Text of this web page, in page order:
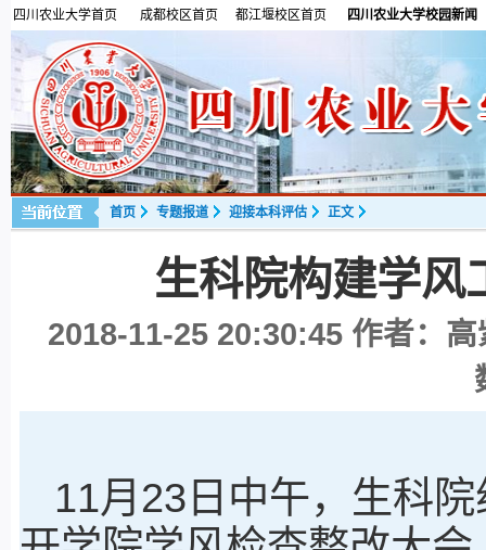
四川农业大学首页 成都校区首页 都江堰校区首页 四川农业大学校园新闻
首页 专题报道 迎接本科评估 正文
生科院构建学风
2018-11-25 20:30:45 作者：
11月23日中午，生科